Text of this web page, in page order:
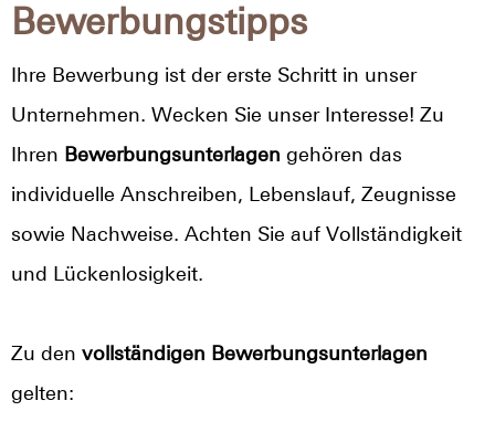
Bewerbungstipps
Ihre Bewerbung ist der erste Schritt in unser
Unternehmen. Wecken Sie unser Interesse! Zu
Ihren Bewerbungsunterlagen gehören das
individuelle Anschreiben, Lebenslauf, Zeugnisse
sowie Nachweise. Achten Sie auf Vollständigkeit
und Lückenlosigkeit.
Zu den vollständigen Bewerbungsunterlagen
gelten: